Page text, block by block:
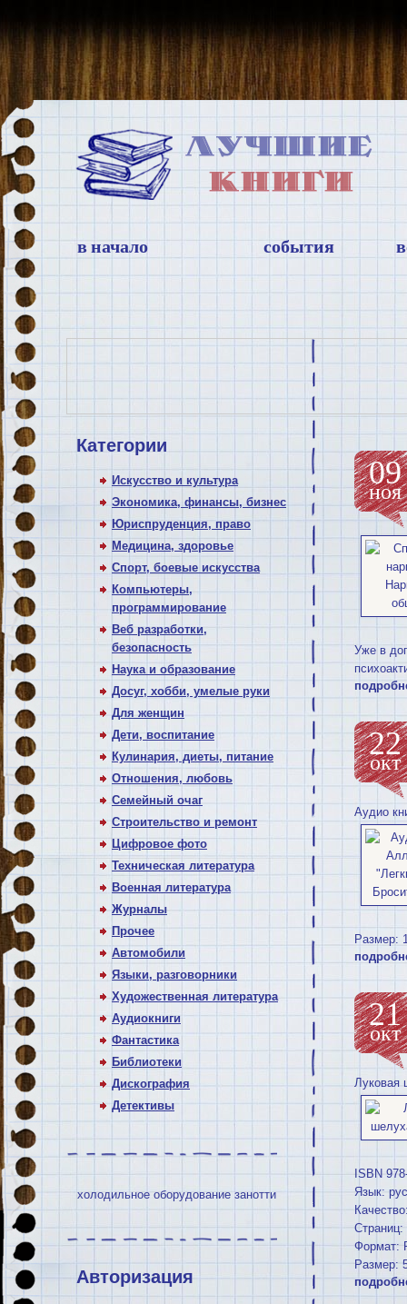
в начало события
Категории
Искусство и культура
Экономика, финансы, бизнес
Юриспруденция, право
Медицина, здоровье
Спорт, боевые искусства
Компьютеры,
программирование
Веб разработки,
безопасность
Наука и образование
Досуг, хобби, умелые руки
Для женщин
Дети, воспитание
Кулинария, диеты, питание
Отношения, любовь
Семейный очаг
Строительство и ремонт
Цифровое фото
Техническая литература
Военная литература
Журналы
Прочее
Автомобили
Языки, разговорники
Художественная литература
Аудиокниги
Фантастика
Библиотеки
Дискография
Детективы
холодильное оборудование занотти
Авторизация
09
ноя
Уже в
22
окт
Аудио
Размер:
21
окт
Луковая
ISBN
Язык:
Страниц:
Формат:
Размер: